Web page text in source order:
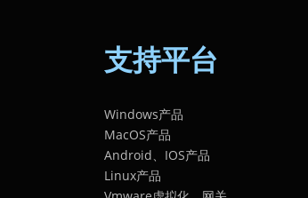
支持平台
Windows产品
MacOS产品
Android、IOS产品
Linux产品